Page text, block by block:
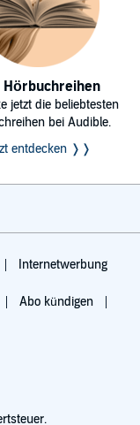
Hörbuchreihen
jetzt die beliebtesten
bei Audible.
entdecken ❭❭
Internetwerbung
Abo kündigen